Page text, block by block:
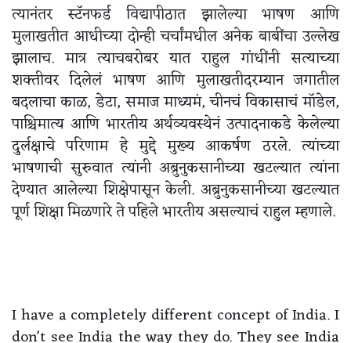
त्यानंतर स्टॅनफर्ड विद्यापीठात झालेल्या भाषण आणि
मुलाखतीत आधीच्या दोन्ही चर्चांमधील अनेक बाबींचा उल्लेख
झालाच. मात्र त्याचबरोबर यात राहुल गांधींनी सत्याच्या
शक्तीवर दिलेलं भाषण आणि मुलाखतीदरम्यान जगातील
बदलाचा काळ, डेटा, समाज माध्यमं, चीनचं विकासाचं मॉडेल,
पाश्चिमात्य आणि भारतीय अर्थव्यवस्थेनं उत्पादनाकडे केलेल्या
दुर्लक्षाचे परिणाम हे मुद्दे मुख्य आकर्षण ठरले. त्यांच्या
भाषणाची सुरुवात त्यांनी अब्रुनुकसानीच्या खटल्यात त्यांना
देण्यात आलेल्या शिक्षेपासून केली. अब्रुनुकसानीच्या खटल्यात
पूर्ण शिक्षा मिळणारे ते पहिले भारतीय असल्याचं राहुल म्हणाले.
I have a completely different concept of India. I
don't see India the way they do. They see India